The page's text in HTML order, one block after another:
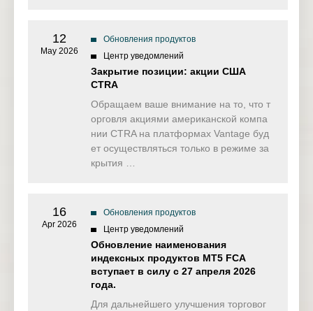
12
May 2026
Обновления продуктов
Центр уведомлений
Закрытие позиции: акции США
CTRA
Обращаем ваше внимание на то, что т
орговля акциями американской компа
нии CTRA на платформах Vantage буд
ет осуществляться только в режиме за
крытия …
16
Apr 2026
Обновления продуктов
Центр уведомлений
Обновление наименования
индексных продуктов MT5 FCA
вступает в силу с 27 апреля 2026
года.
Для дальнейшего улучшения торговог